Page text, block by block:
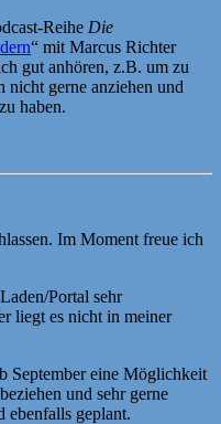
Reihe Die
“ mit Marcus Richter
gut anhören, z.B. um zu
nicht gerne anziehen und
haben.
Im Moment freue ich
Portal sehr
liegt es nicht in meiner
September eine Möglichkeit
und sehr gerne
ebenfalls geplant.